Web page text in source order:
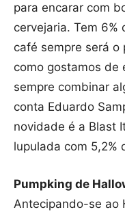
para encarar com
cervejaria. Tem 6%
café sempre será o
como gostamos de
sempre combinar
conta Eduardo
novidade é a Blast
lupulada com 5,2%
Pumpking de
Antecipando-se ao